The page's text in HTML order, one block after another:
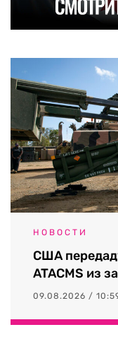
НОВОСТИ
США
ATACMS из
09.08.2026 /